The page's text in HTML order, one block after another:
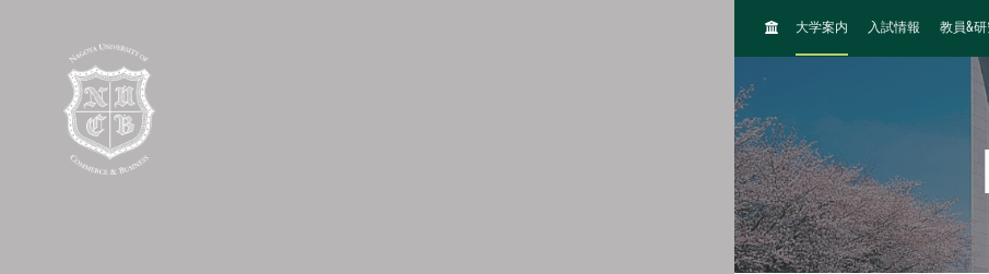
H
大学案内 入試情報 教員&研